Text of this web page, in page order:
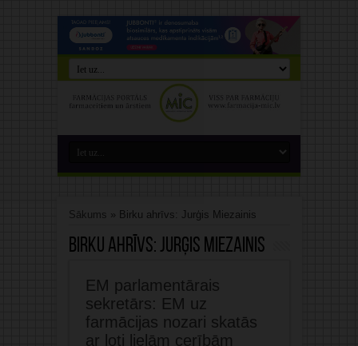
Sākums » Birku ahrīvs: Jurģis Miezainis
Birku ahrīvs: Jurģis Miezainis
EM parlamentārais
sekretārs: EM uz
farmācijas nozari skatās
ar ļoti lielām cerībām